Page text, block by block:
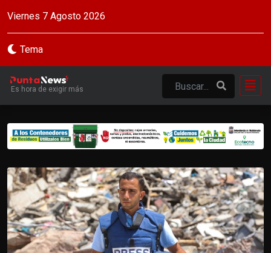
Viernes 7 Agosto 2026
Tema
Es hora de exigir más